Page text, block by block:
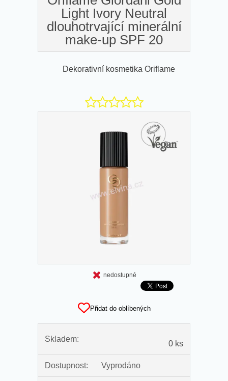
Light Ivory Neutral
dlouhotrvající minerální
make-up SPF 20
Dekorativní kosmetika Oriflame
nedostupné
Přidat do oblíbených
Skladem:
0 ks
Dostupnost: Vyprodáno